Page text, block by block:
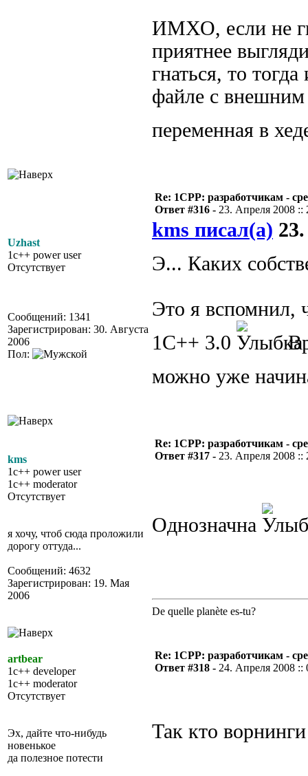
ИМХО, если не
приятнее
гнаться, то
файле с внешним
переменная в
Uzhast
1c++ power user
Отсутствует
Сообщений: 1341
Зарегистрирован: 30. Августа
2006
Пол:
Re: 1CPP: разработчикам -
Ответ #316 - 23. Апреля 2008 ::
kms писал(а)
Э... Каких
Это я вспомнил,
1С++ 3.0
можно уже
kms
1c++ power user
1c++ moderator
Отсутствует
я хочу, чтоб сюда проложили
дорогу оттуда...
Сообщений: 4632
Зарегистрирован: 19. Мая
2006
Re: 1CPP: разработчикам -
Ответ #317 - 23. Апреля 2008 ::
Однозначна
De quelle planète es-tu?
artbear
1c++ developer
1c++ moderator
Отсутствует
Эх, дайте что-нибудь
новенькое
да полезное потести
Re: 1CPP: разработчикам -
Ответ #318 - 24. Апреля 2008 ::
Так кто